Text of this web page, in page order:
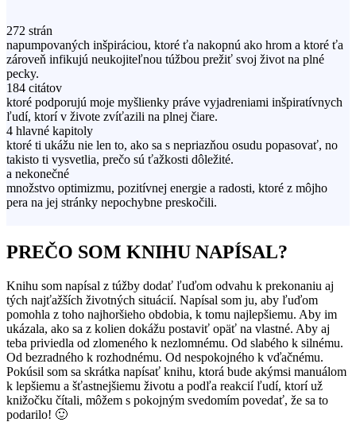
272 strán
napumpovaných inšpiráciou, ktoré ťa nakopnú ako hrom a ktoré ťa
zároveň infikujú neukojiteľnou túžbou prežiť svoj život na plné
pecky.
184 citátov
ktoré podporujú moje myšlienky práve vyjadreniami inšpiratívnych
ľudí, ktorí v živote zvíťazili na plnej čiare.
4 hlavné kapitoly
ktoré ti ukážu nie len to, ako sa s nepriazňou osudu popasovať, no
takisto ti vysvetlia, prečo sú ťažkosti dôležité.
a nekonečné
množstvo optimizmu, pozitívnej energie a radosti, ktoré z môjho
pera na jej stránky nepochybne preskočili.
PREČO SOM KNIHU NAPÍSAL?
Knihu som napísal z túžby dodať ľuďom odvahu k prekonaniu aj
tých najťažších životných situácií. Napísal som ju, aby ľuďom
pomohla z toho najhoršieho obdobia, k tomu najlepšiemu. Aby im
ukázala, ako sa z kolien dokážu postaviť opäť na vlastné. Aby aj
teba priviedla od zlomeného k nezlomnému. Od slabého k silnému.
Od bezradného k rozhodnému. Od nespokojného k vďačnému.
Pokúsil som sa skrátka napísať knihu, ktorá bude akýmsi manuálom
k lepšiemu a šťastnejšiemu životu a podľa reakcií ľudí, ktorí už
knižočku čítali, môžem s pokojným svedomím povedať, že sa to
podarilo! 🙂